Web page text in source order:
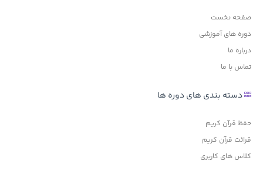
دوره سفر به عالم غیب
صفحه نخست
دوره های آموزشی
درباره ما
تماس با ما
دسته بندی های دوره ها
حفظ قرآن کریم
قرائت قرآن کریم
کلاس های کاربری